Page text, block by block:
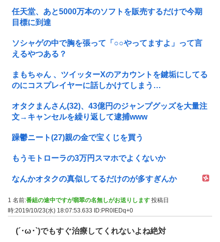
任天堂、あと5000万本のソフトを販売するだけで今期
目標に到達
ソシャゲの中で胸を張って「○○やってますよ」って言
えるやつある？
まもちゃん 、ツイッターXのアカウントを鍵垢にしてる
のにコスプレイヤーに話しかけてしまう…
オタクまんさん(32)、43億円のジャンプグッズを大量注
文→キャンセルを繰り返して逮捕www
躁鬱ニート(27)親の金で宝くじを買う
もうモトローラの3万円スマホでよくないか
なんかオタクの真似してるだけのが多すぎんか
1 名前:番組の途中ですが翡翠の名無しがお送りします 投稿日
時:2019/10/23(水) 18:07:53.633
ID:PR0IEDq+0
(´･ω･`)でもすぐ治療してくれないよね絶対